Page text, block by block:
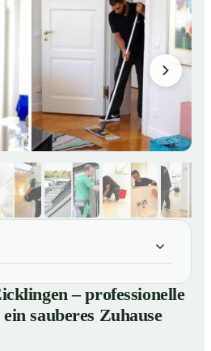
– professionelle
sauberes Zuhause
Überblick
– professionelle
sauberes Zuhause